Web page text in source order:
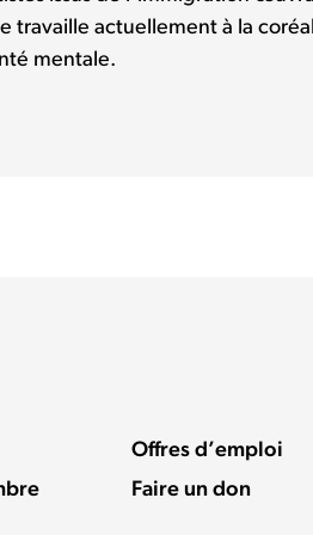
travaille actuellement à la
mentale.
Offres d’emploi
Faire un don